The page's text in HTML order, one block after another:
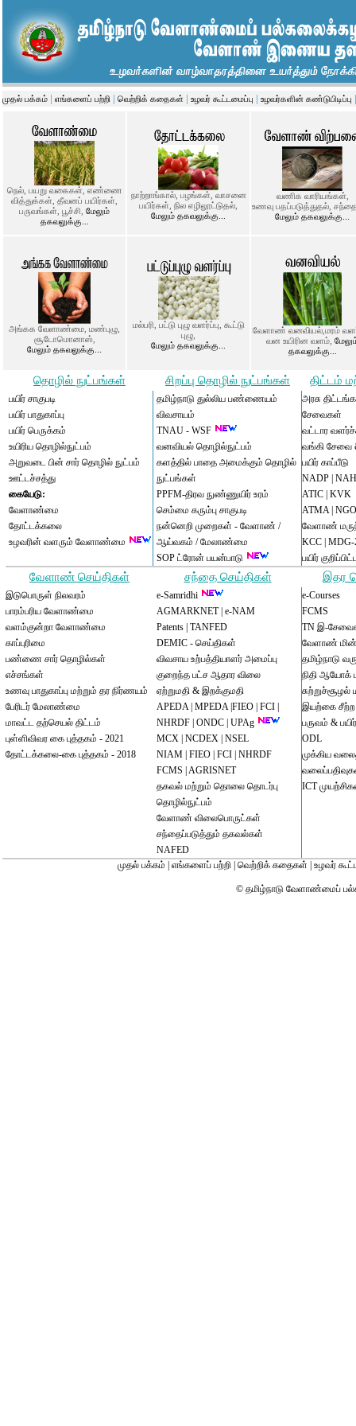
முதல் பக்கம் | எங்களைப் பற்றி | வெற்றிக் கதைகள் | உழவர் கூட்டமைப்பு | உழவர்களின் கண்டுபிடிப்பு
நெல், பயறு வகைகள், எண்ணை
வித்துக்கள், தீவனப் பயிர்கள்,
பருவங்கள், பூச்சி, மேலும்
தகவலுக்கு...
நாற்றாங்கால், பழங்கள், வாசனை
பயிர்கள், நில எழிலூட்டுதல்,
மேலும் தகவலுக்கு...
வணிக வாரியங்கள்,
உணவு பதப்படுத்துதல்,
மேலும் தகவலுக்கு...
அங்கக வேளாண்மை, மண்புழு,
சூடோமொனாஸ்,
மேலும் தகவலுக்கு...
மல்பரி, பட்டு புழு வளர்ப்பு, கூட்டு
புழு,
மேலும் தகவலுக்கு...
வேளாண் வனவியல்,மரம்
வன உயிரின வளம்,
தகவலுக்கு...
தொழில் நுட்பங்கள் சிறப்பு தொழில் நுட்பங்கள் திட்டம்
பயிர் சாகுபடி
பயிர் பாதுகாப்பு
பயிர் பெருக்கம்
உயிரிய தொழில்நுட்பம்
அறுவடை பின் சார் தொழில் நுட்பம்
ஊட்டச்சத்து
கையேடு:
வேளாண்மை
தோட்டக்கலை
உழவரின் வளரும் வேளாண்மை
தமிழ்நாடு துல்லிய பண்ணையம்
விவசாயம்
TNAU - WSF
வனவியல் தொழில்நுட்பம்
களத்தில் பாதை அமைக்கும் தொழில்
நுட்பங்கள்
PPFM-திரவ நுண்ணுயிர் உரம்
செம்மை கரும்பு சாகுபடி
நன்னெறி முறைகள் - வேளாண் /
ஆய்வகம் /மேலாண்மை
SOP ட்ரோன் பயன்பாடு
அரசு
சேவைகள்
வட்டார
வங்கி சேவை
பயிர் காப்பீடு
NADP
ATIC KVK
ATMA
வேளாண்
KCC MDG-
பயிர்
வேளாண் செய்திகள் சந்தை செய்திகள் இதர
இடுபொருள் நிலவரம்
பாரம்பரிய வேளாண்மை
வளம்குன்றா வேளாண்மை
காப்புரிமை
பண்ணை சார் தொழில்கள்
எச்சங்கள்
உணவு பாதுகாப்பு மற்றும் தர நிர்ணயம்
பேரிடர் மேலாண்மை
மாவட்ட தற்செயல் திட்டம்
புள்ளிவிவர கை புத்தகம் - 2021
தோட்டக்கலை-கை புத்தகம் - 2018
e-Samridhi
AGMARKNET| e-NAM
Patents TANFED
DEMIC - செய்திகள்
விவசாய உற்பத்தியாளர் அமைப்பு
குறைந்த பட்ச ஆதார விலை
ஏற்றுமதி & இறக்குமதி
APEDA MPEDA| FIEO FCI
NHRDF | ONDC | UPAg
MCX NCDEX NSEL
NIAM FIEO FCI NHRDF
FCMS | AGRISNET
தகவல் மற்றும் தொலை தொடர்பு
தொழில்நுட்பம்
வேளாண் விலைபொருட்கள்
சந்தைப்படுத்தும் தகவல்கள்
NAFED
e-Courses
FCMS
TN இ-
வேளாண்
தமிழ்நாடு
நிதி ஆயோக்
சுற்றுச்சூழல்
இயற்கை
பருவம் &
ODL
முக்கிய
ICT
முதல் பக்கம் எங்களைப் பற்றி வெற்றிக் கதைகள் உழவர்
© தமிழ்நாடு வேளாண்மைப்